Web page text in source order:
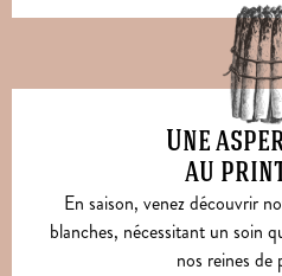
Une
au
En saison, venez découvrir
blanches, nécessitant un soin
nos reines de